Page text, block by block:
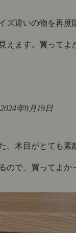
ズ違いの物を再度
えます。買ってよ
2024年9月19日
。木目がとても素
ので、買ってよか